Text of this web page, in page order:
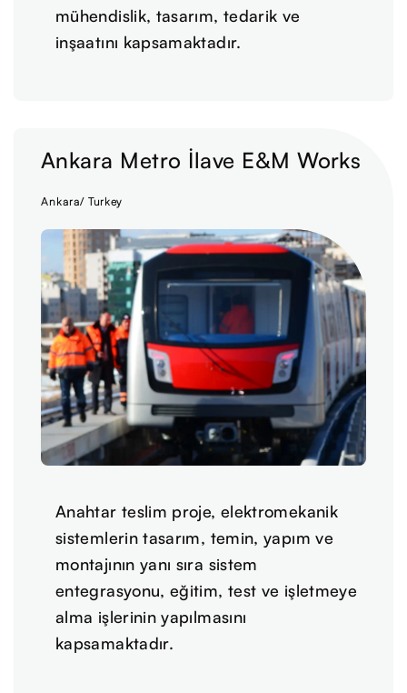
mühendislik, tasarım, tedarik ve
inşaatını kapsamaktadır.
Ankara Metro İlave E&M Works
Ankara/ Turkey
Anahtar teslim proje, elektromekanik
sistemlerin tasarım, temin, yapım ve
montajının yanı sıra sistem
entegrasyonu, eğitim, test ve işletmeye
alma işlerinin yapılmasını
kapsamaktadır.